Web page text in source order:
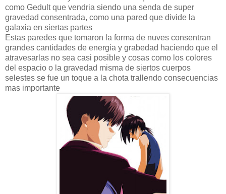
como Gedult que vendria siendo una senda de super
gravedad consentrada, como una pared que divide la
galaxia en siertas partes
Estas paredes que tomaron la forma de nuves consentran
grandes cantidades de energia y grabedad haciendo que el
atravesarlas no sea casi posible y cosas como los colores
del espacio o la gravedad misma de siertos cuerpos
selestes se fue un toque a la chota trallendo consecuencias
mas importante